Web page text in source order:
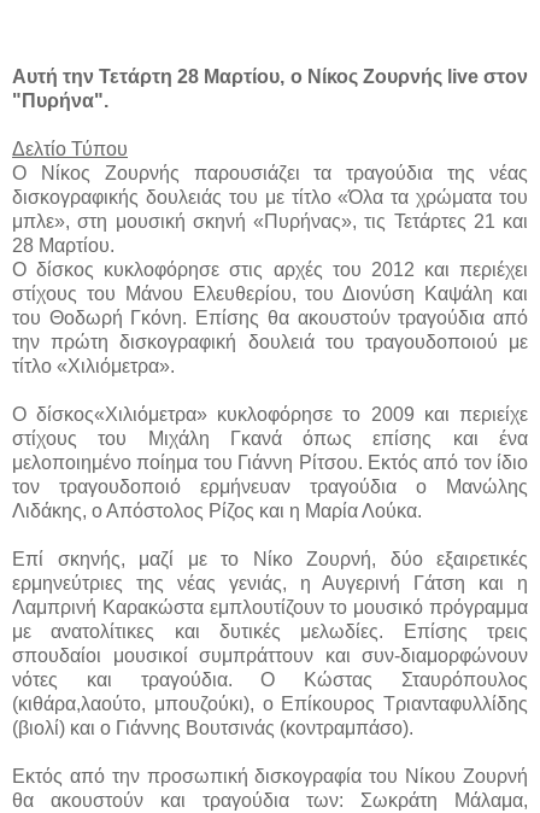
Αυτή την Τετάρτη 28 Μαρτίου, ο Νίκος Ζουρνής live στον
"Πυρήνα".
Δελτίο Τύπου
Ο Νίκος Ζουρνής παρουσιάζει τα τραγούδια της νέας
δισκογραφικής δουλειάς του με τίτλο «Όλα τα χρώματα του
μπλε», στη μουσική σκηνή «Πυρήνας», τις Τετάρτες 21 και
28 Μαρτίου.
Ο δίσκος κυκλοφόρησε στις αρχές του 2012 και περιέχει
στίχους του Μάνου Ελευθερίου, του Διονύση Καψάλη και
του Θοδωρή Γκόνη. Επίσης θα ακουστούν τραγούδια από
την πρώτη δισκογραφική δουλειά του τραγουδοποιού με
τίτλο «Χιλιόμετρα».
Ο δίσκος«Χιλιόμετρα» κυκλοφόρησε το 2009 και περιείχε
στίχους του Μιχάλη Γκανά όπως επίσης και ένα
μελοποιημένο ποίημα του Γιάννη Ρίτσου. Εκτός από τον ίδιο
τον τραγουδοποιό ερμήνευαν τραγούδια ο Μανώλης
Λιδάκης, ο Απόστολος Ρίζος και η Μαρία Λούκα.
Επί σκηνής, μαζί με το Νίκο Ζουρνή, δύο εξαιρετικές
ερμηνεύτριες της νέας γενιάς, η Αυγερινή Γάτση και η
Λαμπρινή Καρακώστα εμπλουτίζουν το μουσικό πρόγραμμα
με ανατολίτικες και δυτικές μελωδίες. Επίσης τρεις
σπουδαίοι μουσικοί συμπράττουν και συν-διαμορφώνουν
νότες και τραγούδια. Ο Κώστας Σταυρόπουλος
(κιθάρα,λαούτο, μπουζούκι), ο Επίκουρος Τριανταφυλλίδης
(βιολί) και ο Γιάννης Βουτσινάς (κοντραμπάσο).
Εκτός από την προσωπική δισκογραφία του Νίκου Ζουρνή
θα ακουστούν και τραγούδια των: Σωκράτη Μάλαμα,